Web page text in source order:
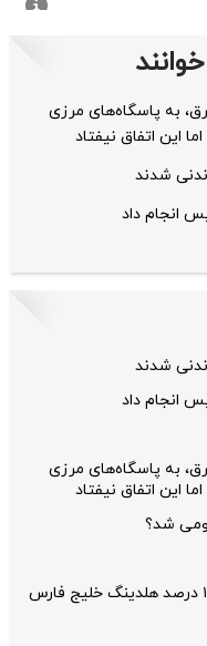
به پاسگاه‌های مرزی
این اتفاق نیفتاد
شدند
انجام داد
شدند
انجام داد
به پاسگاه‌های مرزی
این اتفاق نیفتاد
شد؟